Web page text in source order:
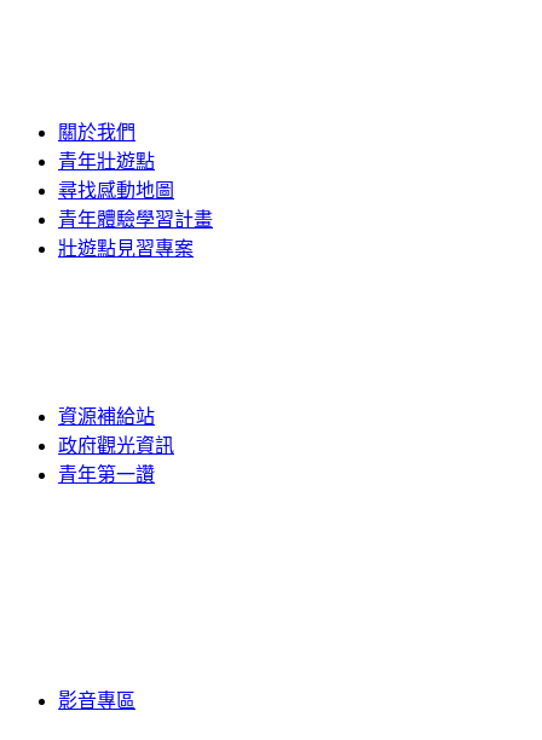
關於我們
青年壯遊點
尋找感動地圖
青年體驗學習計畫
壯遊點見習專案
資源補給站
政府觀光資訊
青年第一讚
影音專區